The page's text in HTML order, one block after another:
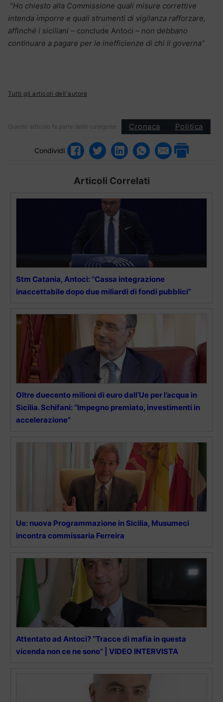
“Ho chiesto alla Commissione quali misure correttive
intenda imporre e quali strumenti di vigilanza rafforzare,
affinché i siciliani – conclude Antoci – non debbano
continuare a pagare per le inefficienze di chi li governa”
Tutti gli articoli dell'autore
Questo articolo fa parte delle categorie: Cronaca Politica
Condividi
Articoli Correlati
Stm Catania, Antoci: “Cassa integrazione
inaccettabile dopo due miliardi di fondi pubblici”
Oltre duecento milioni di euro dall’Ue per l’acqua in
Sicilia. Schifani: “Impegno premiato, investimenti in
accelerazione”
Ue: nuova Programmazione in Sicilia, Musumeci
incontra commissaria Ferreira
Attentato ad Antoci? “Tracce di mafia in questa
vicenda non ce ne sono” | VIDEO INTERVISTA